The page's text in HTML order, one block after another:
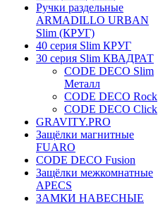
Ручки раздельные
ARMADILLO URBAN
Slim (КРУГ)
40 серия Slim КРУГ
30 серия Slim КВАДРАТ
CODE DECO Slim
Металл
CODE DECO Rock
CODE DECO Click
GRAVITY.PRO
Защёлки магнитные
FUARO
CODE DECO Fusion
Защёлки межкомнатные
APECS
ЗАМКИ НАВЕСНЫЕ